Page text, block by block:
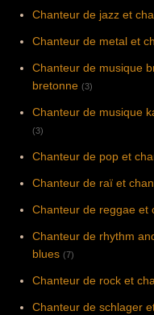
Chanteur de jazz et
Chanteur de metal et
Chanteur de musique
bretonne (3)
Chanteur de musique
(3)
Chanteur de pop et
Chanteur de raï et
Chanteur de reggae et
Chanteur de rhythm
blues (7)
Chanteur de rock et
Chanteur de schlager